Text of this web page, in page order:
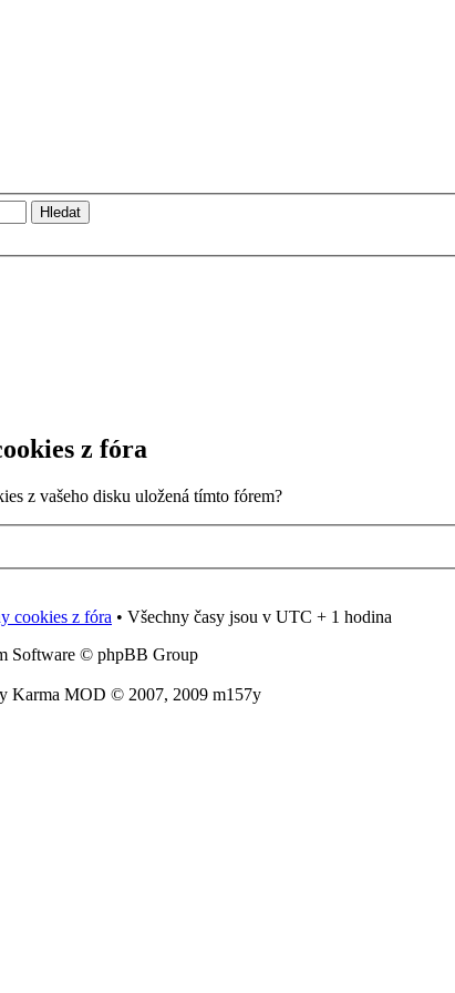
z fóra
z vašeho disku uložená tímto fórem?
cookies z fóra • Všechny časy jsou v UTC + 1 hodina
Software © phpBB Group
Karma MOD © 2007, 2009 m157y